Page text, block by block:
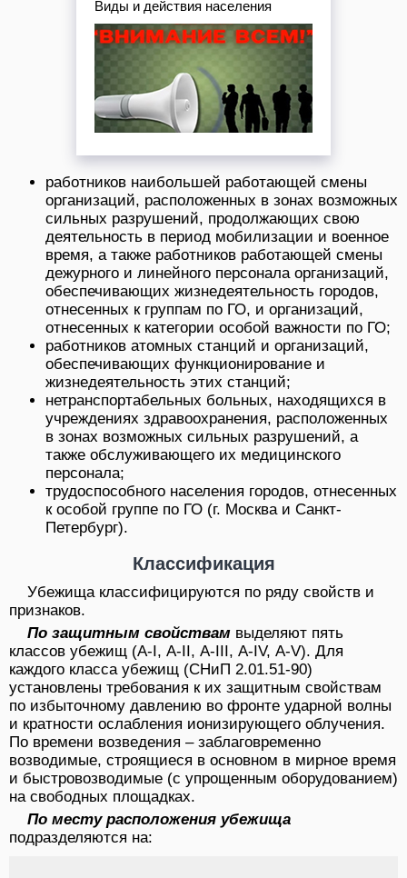
Виды и действия населения
работников наибольшей работающей смены
организаций, расположенных в зонах возможных
сильных разрушений, продолжающих свою
деятельность в период мобилизации и военное
время, а также работников работающей смены
дежурного и линейного персонала организаций,
обеспечивающих жизнедеятельность городов,
отнесенных к группам по ГО, и организаций,
отнесенных к категории особой важности по ГО;
работников атомных станций и организаций,
обеспечивающих функционирование и
жизнедеятельность этих станций;
нетранспортабельных больных, находящихся в
учреждениях здравоохранения, расположенных
в зонах возможных сильных разрушений, а
также обслуживающего их медицинского
персонала;
трудоспособного населения городов, отнесенных
к особой группе по ГО (г. Москва и Санкт-
Петербург).
Классификация
Убежища классифицируются по ряду свойств и
признаков.
По защитным свойствам выделяют пять
классов убежищ (А-I, А-II, А-III, А-IV, А-V). Для
каждого класса убежищ (СНиП 2.01.51-90)
установлены требования к их защитным свойствам
по избыточному давлению во фронте ударной волны
и кратности ослабления ионизирующего облучения.
По времени возведения – заблаговременно
возводимые, строящиеся в основном в мирное время
и быстровозводимые (с упрощенным оборудованием)
на свободных площадках.
По месту расположения убежища
подразделяются на: